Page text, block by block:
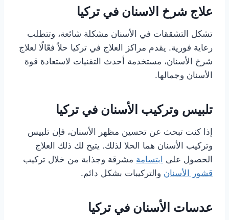
علاج شرخ الاسنان في تركيا
تشكل التشققات في الأسنان مشكلة شائعة، وتتطلب
رعاية فورية. يقدم مراكز العلاج في تركيا حلاً فعّالًا لعلاج
شرخ الأسنان، مستخدمة أحدث التقنيات لاستعادة قوة
الأسنان وجمالها.
تلبيس وتركيب الأسنان في تركيا
إذا كنت تبحث عن تحسين مظهر الأسنان، فإن تلبيس
وتركيب الأسنان هما الحلا لذلك. يتيح لك ذلك العلاج
الحصول على ابتسامة مشرقة وجذابة من خلال تركيب
قشور الأسنان والتركيبات بشكل دائم.
عدسات الأسنان في تركيا